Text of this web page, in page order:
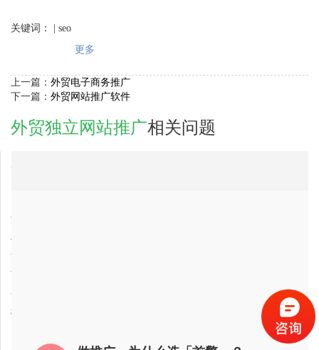
关键词： | seo
更多
上一篇： 外贸电子商务推广
下一篇： 外贸网站推广软件
外贸独立网站推广相关问题
湖北省外贸独立网站推广公司，最专业的？
丰台区外贸独立网站推广网络推广公司排行
江苏省外贸独立网站推广公司最好的是哪家？
南昌市外贸独立网站推广网络推广公司排行
香港外贸独立网站推广公司最有实力的？
2017-11-11
柳州市互联网营销公司哪家比较好？
2018-02-01
2018-01-06